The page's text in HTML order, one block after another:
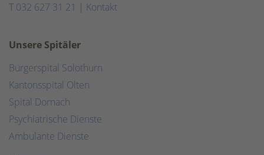
T 032 627 31 21 | Kontakt
Unsere Spitäler
Bürgerspital Solothurn
Kantonsspital Olten
Spital Dornach
Psychiatrische Dienste
Ambulante Dienste